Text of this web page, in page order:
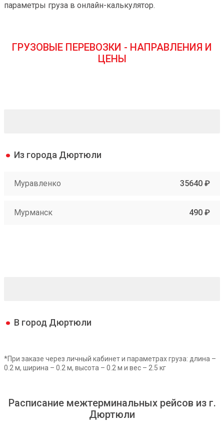
параметры груза в онлайн-калькулятор.
ГРУЗОВЫЕ ПЕРЕВОЗКИ - НАПРАВЛЕНИЯ И
ЦЕНЫ
Из города Дюртюли
Муравленко 35640 ₽
Мурманск 490 ₽
В город Дюртюли
*При заказе через личный кабинет и параметрах груза: длина –
0.2 м, ширина – 0.2 м, высота – 0.2 м и вес – 2.5 кг
Расписание межтерминальных рейсов из г.
Дюртюли